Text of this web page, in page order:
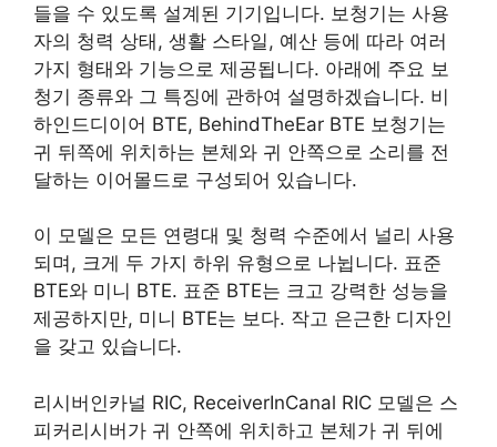
들을 수 있도록 설계된 기기입니다. 보청기는 사용
자의 청력 상태, 생활 스타일, 예산 등에 따라 여러
가지 형태와 기능으로 제공됩니다. 아래에 주요 보
청기 종류와 그 특징에 관하여 설명하겠습니다. 비
하인드디이어 BTE, BehindTheEar BTE 보청기는
귀 뒤쪽에 위치하는 본체와 귀 안쪽으로 소리를 전
달하는 이어몰드로 구성되어 있습니다.
이 모델은 모든 연령대 및 청력 수준에서 널리 사용
되며, 크게 두 가지 하위 유형으로 나뉩니다. 표준
BTE와 미니 BTE. 표준 BTE는 크고 강력한 성능을
제공하지만, 미니 BTE는 보다. 작고 은근한 디자인
을 갖고 있습니다.
리시버인카널 RIC, ReceiverInCanal RIC 모델은 스
피커리시버가 귀 안쪽에 위치하고 본체가 귀 뒤에